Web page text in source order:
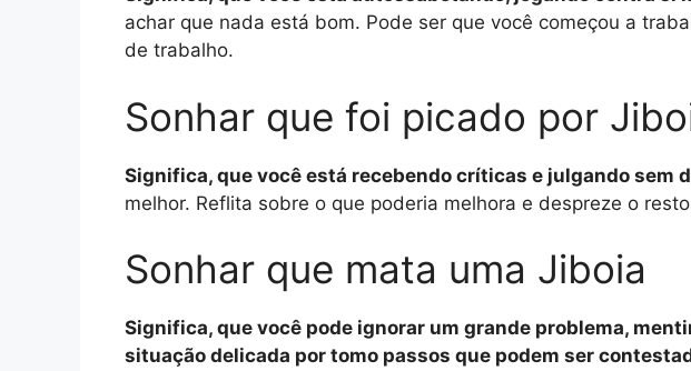
achar que nada está bom. Pode ser que você começou a
de trabalho.
Sonhar que foi picado por
Significa, que você está recebendo críticas e julgando sem
melhor. Reflita sobre o que poderia melhora e despreze o
Sonhar que mata uma Jiboia
Significa, que você pode ignorar um grande problema,
situação delicada por tomo passos que podem ser